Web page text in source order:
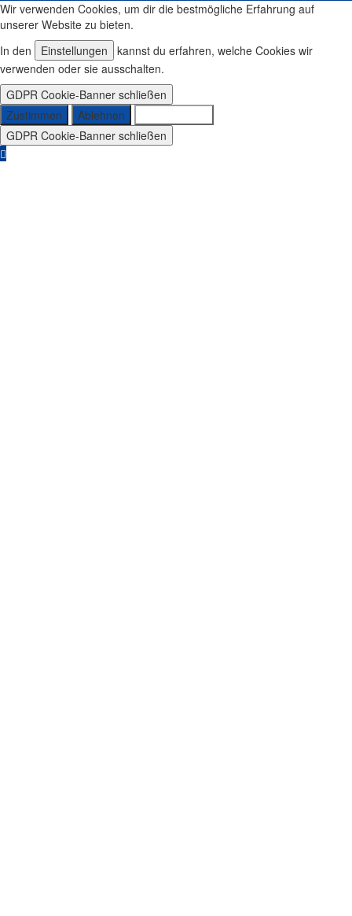
Wir verwenden Cookies, um dir die bestmögliche Erfahrung auf
unserer Website zu bieten.
In den
Einstellungen
kannst du erfahren, welche Cookies wir
verwenden oder sie ausschalten.
GDPR Cookie-Banner schließen
Zustimmen
Ablehnen
GDPR Cookie-Banner schließen